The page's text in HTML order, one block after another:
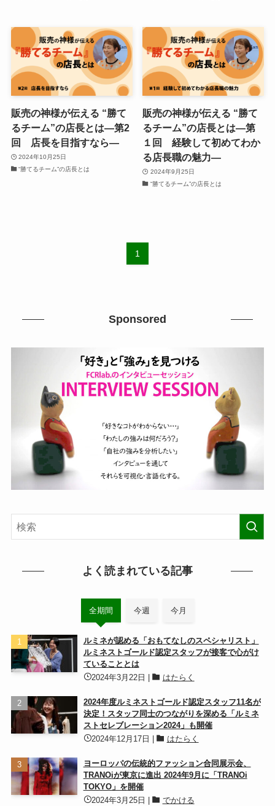
販売の神様が伝える “勝て
るチーム”の店長とは―第2
回 店長を目指すなら―
2024年10月25日
“勝てるチーム”の店長とは
販売の神様が伝える “勝て
るチーム”の店長とは―第
１回 経験して初めてわか
る店長職の魅力―
2024年9月25日
“勝てるチーム”の店長とは
1
Sponsored
よく読まれている記事
全期間 今週 今月
ルミネが認める「おもてなしのスペシャリスト」
ルミネストゴールド認定スタッフが接客で心がけ
ていることとは
2024年3月22日
はたらく
2024年度ルミネストゴールド認定スタッフ11名が
決定！スタッフ同士のつながりを深める「ルミネ
ストセレブレーション2024」も開催
2024年12月17日
はたらく
ヨーロッパの伝統的ファッション合同展示会、
TRANOiが東京に進出 2024年9月に「TRANOi
TOKYO」を開催
2024年3月25日
でかける